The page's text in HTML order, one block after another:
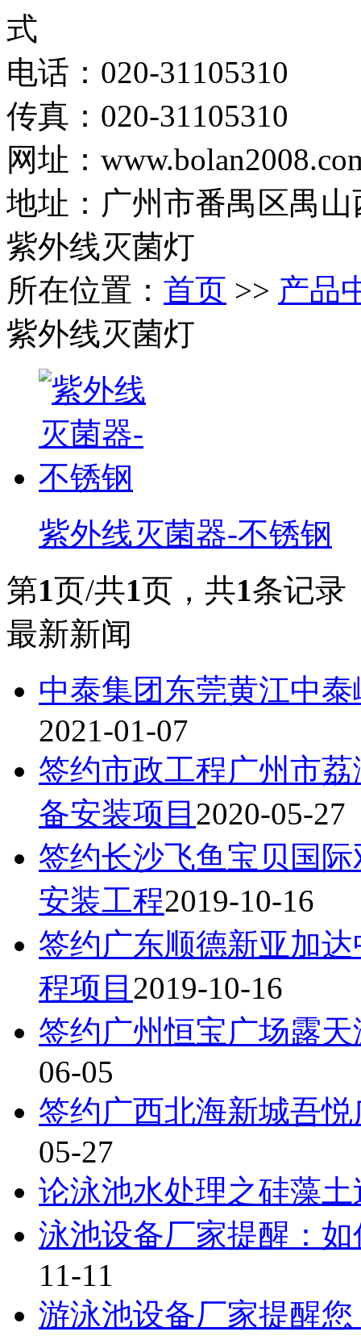
电话：020-31105310
传真：020-31105310
网址：
地址：广州市番禺区禺山
紫外线灭菌灯
所在位置： 首页 >> 产品
紫外线灭菌灯
紫外线灭菌器-不锈钢
第1页/共1页，共1条记录
最新新闻
中泰集团东莞黄江中
2021-01-07
签约市政工程广州市
备安装项目 2020-05-27
签约长沙飞鱼宝贝国
安装工程2019-10-16
签约广东顺德新亚加
程项目 2019-10-16
签约广州恒宝广场露
06-05
签约广西北海新城吾
05-27
论泳池水处理之硅藻土
泳池设备厂家提醒：
11-11
游泳池设备厂家提醒